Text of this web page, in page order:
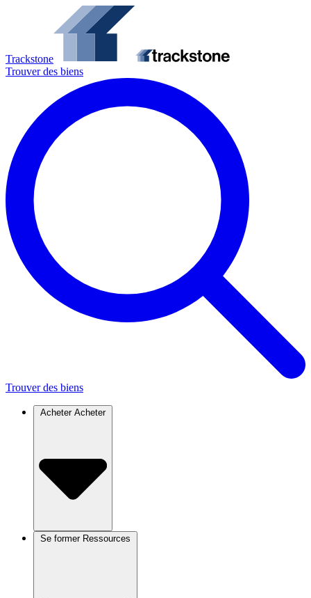
Trackstone
Trouver des biens
Trouver des biens
Acheter Acheter
Se former